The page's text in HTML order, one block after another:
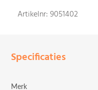
Artikelnr: 9051402
Specificaties
Merk